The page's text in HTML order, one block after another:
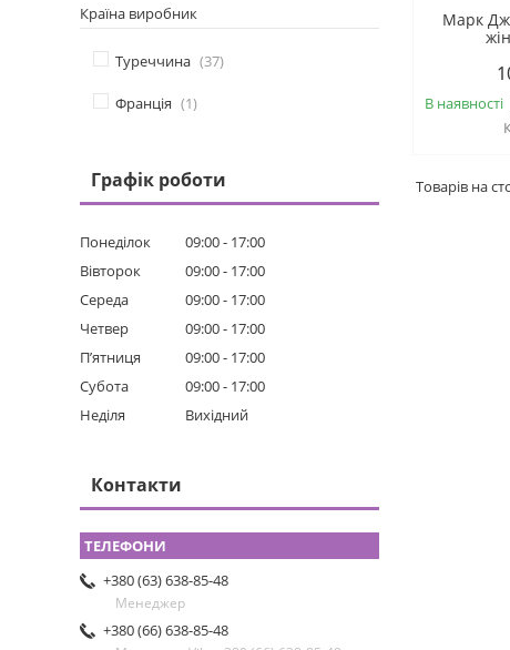
Марк
В наявності
Країна виробник
Туреччина 37
Франція 1
Графік роботи
Понеділок 09:00
17:00
Вівторок
09:00
17:00
Середа
09:00
17:00
Четвер
09:00
17:00
Пʼятниця
09:00
17:00
Субота
09:00
17:00
Неділя
Вихідний
Контакти
+380 (63) 638-85-48
Менеджер
+380 (66) 638-85-48